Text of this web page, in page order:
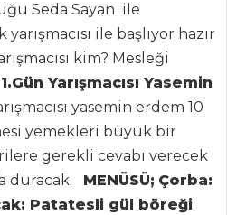
Seda Sayan ile
ile başlıyor hazır
kim? Mesleği
1.Gün Yarışmacısı Yasemin
yasemin erdem 10
yemekleri büyük bir
gerekli cevabı verecek
duracak. MENÜSÜ; Çorba:
Patatesli gül böreği